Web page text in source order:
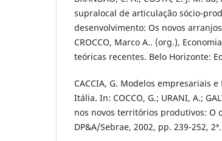
supralocal de articulação sócio-
desenvolvimento: Os novos
CROCCO, Marco A.. (org.),
teóricas recentes. Belo Horizonte:
CACCIA, G. Modelos empresariais
Itália. In: COCCO, G.; URANI, A.;
nos novos territórios produtivos: O
DP&A/Sebrae, 2002, pp. 239-252,